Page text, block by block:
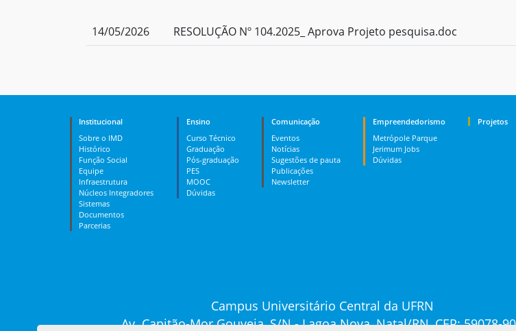
14/05/2026 RESOLUÇÃO Nº 104.2025_ Aprova Projeto pesquisa.doc
Institucional
Sobre o IMD
Histórico
Função Social
Equipe
Infraestrutura
Núcleos Integradores
Sistemas
Documentos
Parcerias
Ensino
Curso Técnico
Graduação
Pós-graduação
PES
MOOC
Dúvidas
Comunicação
Eventos
Notícias
Sugestões de pauta
Publicações
Newsletter
Empreendedorismo
Metrópole Parque
Jerimum Jobs
Dúvidas
Projetos
Campus Universitário Central da UFRN
Av. Capitão-Mor Gouveia, S/N - Lagoa Nova, Natal/RN, CEP: 59078-